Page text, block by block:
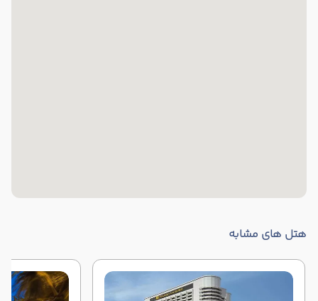
هتل های مشابه